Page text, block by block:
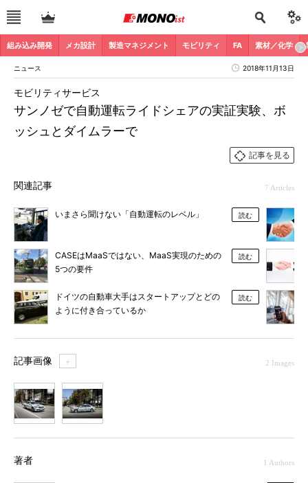
組み込み開発 メカ設計 製造マネジメント モビリティ FA 素材／化学
ニュース 2018年11月13日
サンノゼで自動運転ライドシェアの実証実験、ボ
ッシュとダイムラーで
モビリティサービス
記事を見る
関連記事 7 Articles
いまさら聞けない「自動運転のレベル」 読む
CASEはMaaSではない、MaaS実現のための
5つの要件
読む
ドイツの自動車大手はスタートアップとどの
ように付き合っているか
読む
記事画像 ＋ 2 Images
著者 1 Authors